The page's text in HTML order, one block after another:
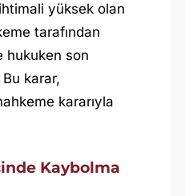
yüksek olan
tarafından
hukuken son
karar,
kararıyla
Kaybolma